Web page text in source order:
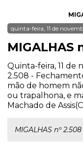
quinta-feira, 11 de
MIGALHAS
Quinta-feira, 11 de
2.508 -
mão de homem
ou trapalhona, e
Machado de
MIGALHAS nº 2.508